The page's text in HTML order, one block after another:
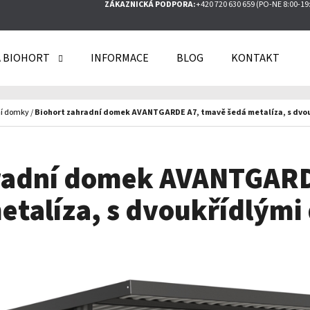
ZÁKAZNICKÁ PODPORA:+420 720 630 659 (PO-NE 8:00-
BIOHORT INFORMACE BLOG KONTAKT
domky/Biohort zahradní domek AVANTGARDE A7, tmavě šedá metalíza, s
domek
s
DOPORUČUJEME